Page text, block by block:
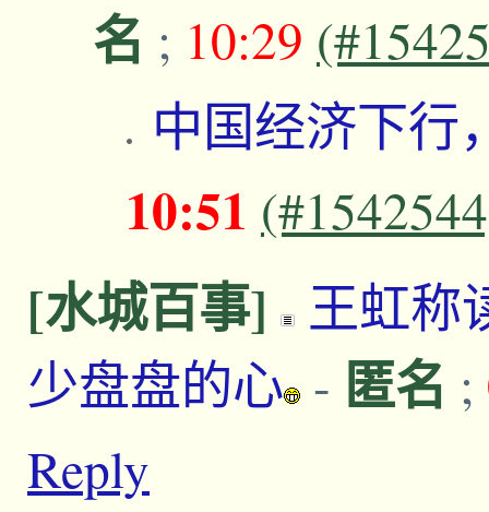
名 ; 10:29
中国经济下行
10:51
[水城百事]
王虹称
少盘盘的心 - 匿名 ;
Reply